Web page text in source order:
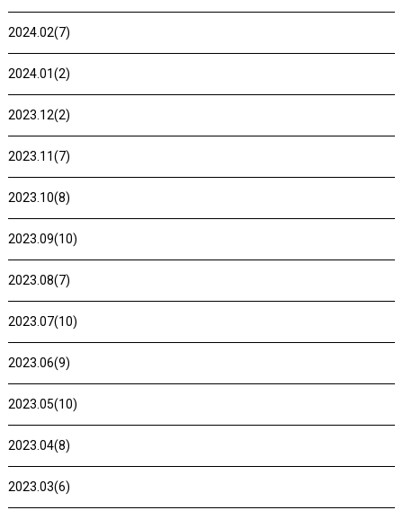
2024.02(7)
2024.01(2)
2023.12(2)
2023.11(7)
2023.10(8)
2023.09(10)
2023.08(7)
2023.07(10)
2023.06(9)
2023.05(10)
2023.04(8)
2023.03(6)